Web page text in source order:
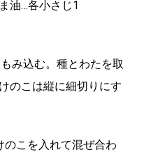
油…各小さじ1
み込む。種とわたを取
のこは縦に細切りにす
こを入れて混ぜ合わ